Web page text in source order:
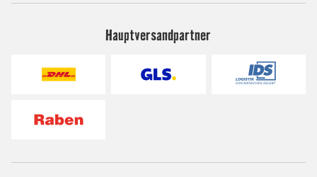
Hauptversandpartner